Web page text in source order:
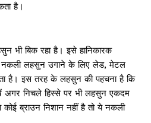
है।
भी बिक रहा है। इसे हानिकारक
नकली लहसुन उगाने के लिए लेड, मेटल
है। इस तरह के लहसुन की पहचना है कि
निचले हिस्से पर भी लहसुन एकदम
ब्राउन निशान नहीं है तो ये नकली